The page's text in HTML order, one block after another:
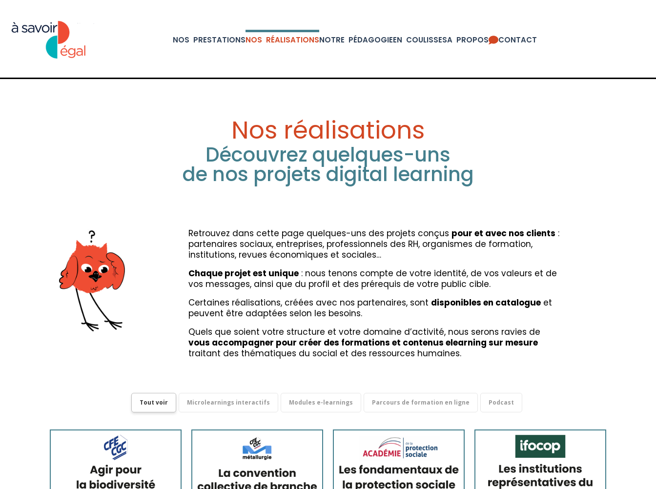
NOS PRESTATIONSNOS RÉALISATIONSNOTRE PÉDAGOGIEEN COULISSESA PROPOS CONTACT
Nos réalisations
Découvrez quelques-uns
de nos projets digital learning
Retrouvez dans cette page quelques-uns des projets conçus pour et avec nos clients :
partenaires sociaux, entreprises, professionnels des RH, organismes de formation,
institutions, revues économiques et sociales…
Chaque projet est unique : nous tenons compte de votre identité, de vos valeurs et de
vos messages, ainsi que du profil et des prérequis de votre public cible.
Certaines réalisations, créées avec nos partenaires, sont disponibles en catalogue et
peuvent être adaptées selon les besoins.
Quels que soient votre structure et votre domaine d’activité, nous serons ravies de
vous accompagner pour créer des formations et contenus elearning sur mesure
traitant des thématiques du social et des ressources humaines.
Tout voir Microlearnings interactifs Modules e-learnings Parcours de formation en ligne Podcast